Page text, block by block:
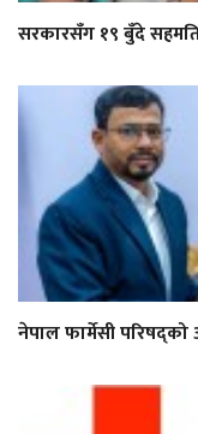
सरकारसँग १९ बुँदे
नेपाल फार्मेसी